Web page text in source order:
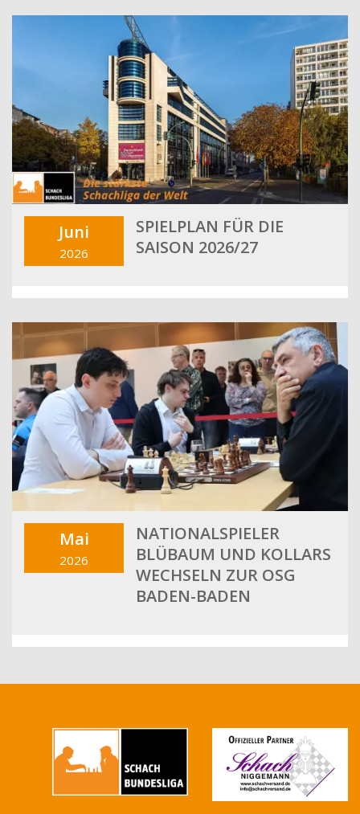
Juni
2026
SPIELPLAN FÜR DIE
SAISON 2026/27
Mai
2026
NATIONALSPIELER
BLÜBAUM UND KOLLARS
WECHSELN ZUR OSG
BADEN-BADEN